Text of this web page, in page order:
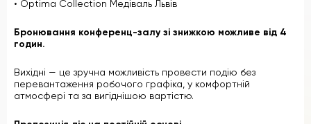
• Optima Collection Медіваль Львів
Бронювання конференц-залу зі знижкою можливе від 4
годин.
Вихідні — це зручна можливість провести подію без
перевантаження робочого графіка, у комфортній
атмосфері та за вигіднішою вартістю.